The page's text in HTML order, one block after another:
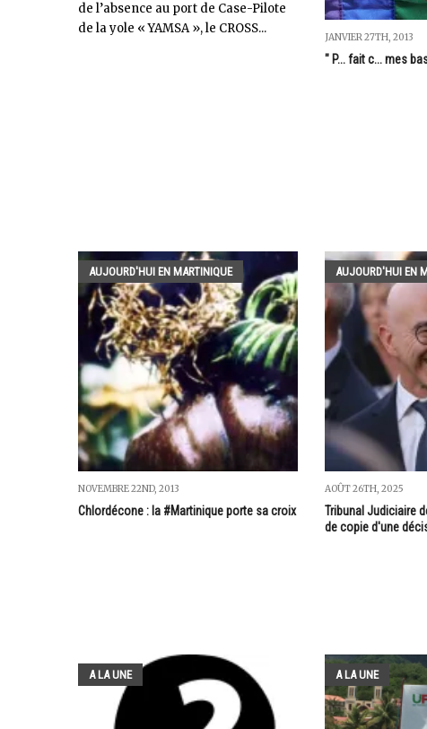
de l’absence au port de Case-Pilote
de la yole « YAMSA », le CROSS...
JANVIER 27TH, 2013
" P... fait c... mes
AUJOURD'HUI EN MARTINIQUE
NOVEMBRE 22ND, 2013
Chlordécone : la #Martinique porte sa croix
AUJOURD'HUI EN
AOÛT 26TH, 2025
Tribunal Judiciaire
de copie d'une
A LA UNE A LA UNE